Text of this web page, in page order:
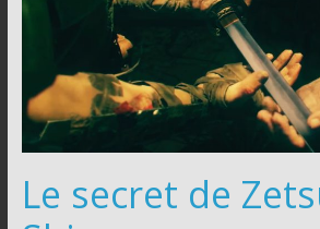
Le secret de